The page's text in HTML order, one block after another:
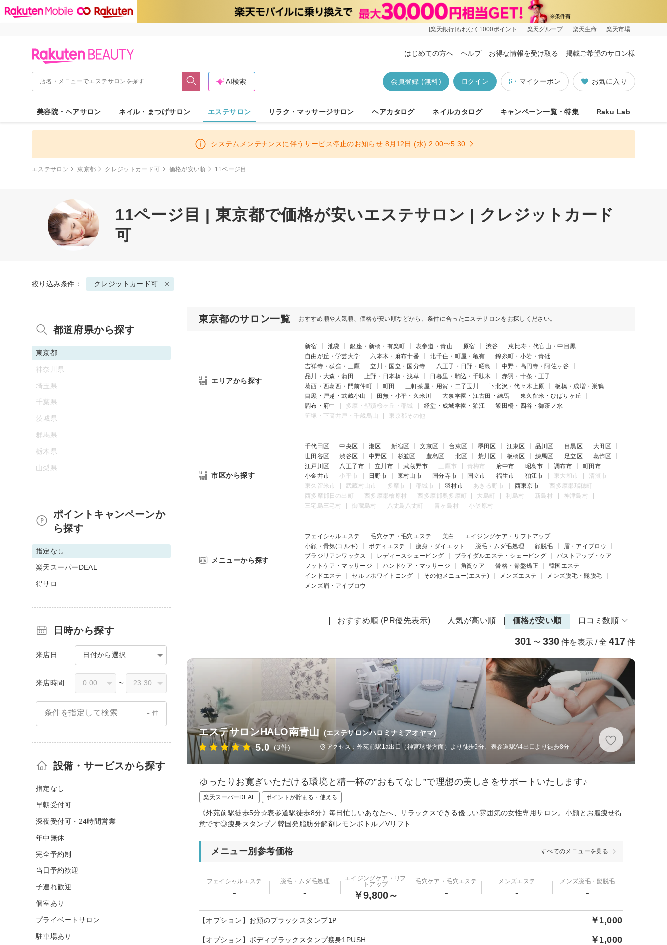
[楽天銀行]もれなく1000ポイント 楽天グループ 楽天生命 楽天市場
はじめての方へ ヘルプ お得な情報を受け取る 掲載ご希望のサロン様
お気に入り
マイクーポン
ログイン
会員登録 (無料)
AI検索
美容院・ヘアサロン ネイル・まつげサロン エステサロン リラク・マッサージサロン ヘアカタログ ネイルカタログ キャンペーン一覧・特集 Raku Lab
システムメンテナンスに伴うサービス停止のお知らせ 8月12日 (水) 2:00〜5:30
エステサロン 東京都 クレジットカード可 価格が安い順 11ページ目
11ページ目 | 東京都で価格が安いエステサロン | クレジットカード
可
絞り込み条件： クレジットカード可
東京都のサロン一覧 おすすめ順や人気順、価格が安い順などから、条件に合ったエステサロンをお探しください。
エリアから探す
新宿 池袋 銀座・新橋・有楽町 表参道・青山 原宿 渋谷
恵比寿・代官山・中目黒
自由が丘・学芸大学
六本木・麻布十番 北千住・町屋・亀有
錦糸町・小岩・青砥
吉祥寺・荻窪・三鷹
立川・国立・国分寺 八王子・日野・昭島
中野・高円寺・阿佐ヶ谷
品川・大森・蒲田
上野・日本橋・浅草 日暮里・駒込・千駄木
赤羽・十条・王子
葛西・西葛西・門前仲町
町田 三軒茶屋・用賀・二子玉川 下北沢・代々木上原
板橋・成増・巣鴨
目黒・戸越・武蔵小山
田無・小平・久米川 大泉学園・江古田・練馬
東久留米・ひばりヶ丘
調布・府中
多摩・聖蹟桜ヶ丘・稲城 経堂・成城学園・狛江
飯田橋・四谷・御茶ノ水
笹塚・下高井戸・千歳烏山
東京都その他
市区から探す
千代田区 中央区 港区 新宿区 文京区 台東区 墨田区 江東区 品川区 目黒区
大田区
世田谷区
渋谷区 中野区 杉並区 豊島区 北区 荒川区 板橋区 練馬区 足立区
葛飾区
江戸川区
八王子市 立川市 武蔵野市 三鷹市 青梅市 府中市 昭島市 調布市
町田市
小金井市
小平市 日野市 東村山市 国分寺市 国立市 福生市 狛江市 東大和市
清瀬市
東久留米市
武蔵村山市 多摩市 稲城市 羽村市 あきる野市 西東京市
西多摩郡瑞穂町
西多摩郡日の出町
西多摩郡檜原村 西多摩郡奥多摩町 大島町 利島村 新島村
神津島村
三宅島三宅村
御蔵島村 八丈島八丈町 青ヶ島村 小笠原村
メニューから探す
フェイシャルエステ 毛穴ケア・毛穴エステ 美白
エイジングケア・リフトアップ
小顔・骨気(コルギ)
ボディエステ 痩身・ダイエット 脱毛・ムダ毛処理 顔脱毛
眉・アイブロウ
ブラジリアンワックス
レディースシェービング ブライダルエステ・シェービング
バストアップ・ケア
フットケア・マッサージ
ハンドケア・マッサージ 角質ケア 骨格・骨盤矯正
韓国エステ
インドエステ
セルフホワイトニング その他メニュー(エステ) メンズエステ
メンズ脱毛・髭脱毛
メンズ眉・アイブロウ
おすすめ順 (PR優先表示) 人気が高い順 価格が安い順 口コミ数順
301 〜 330 件を表示 / 全 417 件
エステサロンHALO南青山 (エステサロンハロミナミアオヤマ)
5.0 (3件) アクセス：外苑前駅1a出口（神宮球場方面）より徒歩5分、表参道駅A4出口より徒歩8分
ゆったりお寛ぎいただける環境と精一杯の”おもてなし”で理想の美しさをサポートいたします♪
楽天スーパーDEAL ポイントが貯まる・使える
《外苑前駅徒歩5分☆表参道駅徒歩8分》毎日忙しいあなたへ、リラックスできる優しい雰囲気の女性専用サロン。小顔とお腹痩せ得
意です◎痩身スタンプ／韓国発脂肪分解剤レモンボトル／Vリフト
メニュー別参考価格 すべてのメニューを見る
フェイシャルエステ
-
脱毛・ムダ毛処理
-
エイジングケア・リフ
トアップ
￥9,800～
毛穴ケア・毛穴エステ
-
メンズエステ
-
メンズ脱毛・髭脱毛
-
【オプション】お顔のブラックスタンプ1P ￥1,000
【オプション】ボディブラックスタンプ痩身1PUSH ￥1,000
都道府県から探す
東京都
神奈川県
埼玉県
千葉県
茨城県
群馬県
栃木県
山梨県
ポイントキャンペーンか
ら探す
指定なし
楽天スーパーDEAL
得サロ
日時から探す
来店日 日付から選択
来店時間 〜
条件を指定して検索 - 件
設備・サービスから探す
指定なし
早朝受付可
深夜受付可・24時間営業
年中無休
完全予約制
当日予約歓迎
子連れ歓迎
個室あり
プライベートサロン
駐車場あり